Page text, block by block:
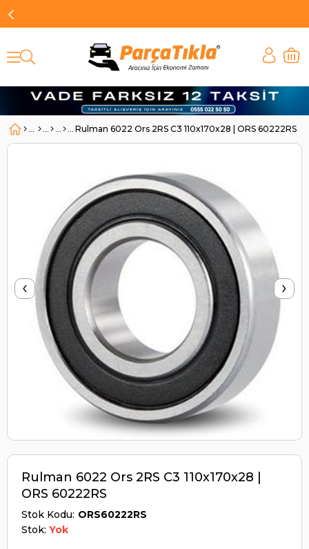
Rulman 6022 Ors 2RS C3 110x170x28 | ORS 60222RS
‹ ›
Rulman 6022 Ors 2RS C3 110x170x28 |
ORS 60222RS
Stok Kodu ORS60222RS
Stok: Yok